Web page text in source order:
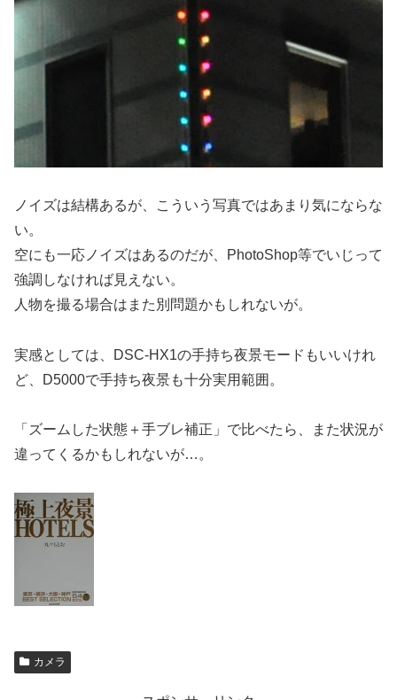
ノイズは結構あるが、こういう写真ではあまり気にならな
い。
空にも一応ノイズはあるのだが、PhotoShop等でいじって
強調しなければ見えない。
人物を撮る場合はまた別問題かもしれないが。
実感としては、DSC-HX1の手持ち夜景モードもいいけれ
ど、D5000で手持ち夜景も十分実用範囲。
「ズームした状態＋手ブレ補正」で比べたら、また状況が
違ってくるかもしれないが…。
カメラ